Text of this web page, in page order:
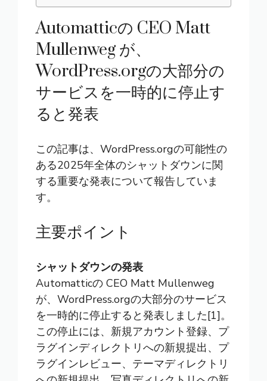
Automatticの CEO Matt
Mullenweg が、
WordPress.orgの大部分の
サービスを一時的に停止す
ると発表
この記事は、WordPress.orgの可能性の
ある2025年全体のシャットダウンに関
する重要な発表について報告していま
す。
主要ポイント
シャットダウンの発表
Automatticの CEO Matt Mullenweg
が、WordPress.orgの大部分のサービス
を一時的に停止すると発表しました[1]。
この停止には、新規アカウント登録、プ
ラグインディレクトリへの新規提出、プ
ラグインレビュー、テーマディレクトリ